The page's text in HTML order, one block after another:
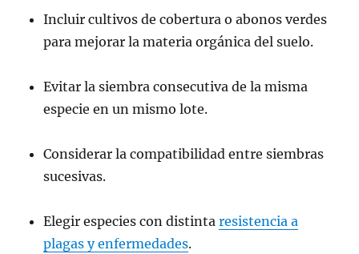
Incluir cultivos de cobertura o abonos verdes
para mejorar la materia orgánica del suelo.
Evitar la siembra consecutiva de la misma
especie en un mismo lote.
Considerar la compatibilidad entre siembras
sucesivas.
Elegir especies con distintaresistencia a
plagas y enfermedades.